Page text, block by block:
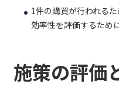
1件の購買が行われる
効率性を評価するため
施策の評価